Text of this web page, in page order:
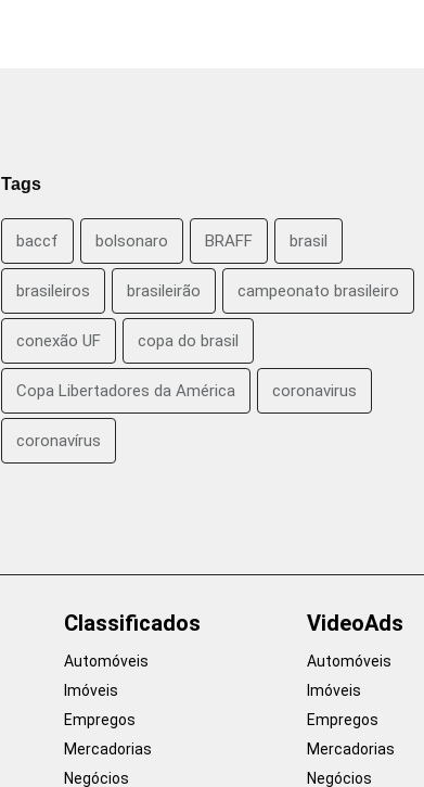
Tags
baccf bolsonaro BRAFF brasil
brasileiros brasileirão campeonato brasileiro
conexão UF copa do brasil
Copa Libertadores da América coronavirus
coronavírus
Classificados
Automóveis
Imóveis
Empregos
Mercadorias
Negócios
VideoAds
Automóveis
Imóveis
Empregos
Mercadorias
Negócios